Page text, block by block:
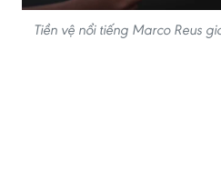
Tiền vệ nổi tiếng Marco Reus